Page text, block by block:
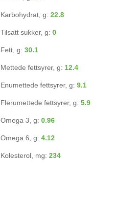
Karbohydrat, g: 22.8
Tilsatt sukker, g: 0
Fett, g: 30.1
Mettede fettsyrer, g: 12.4
Enumettede fettsyrer, g: 9.1
Flerumettede fettsyrer, g: 5.9
Omega 3, g: 0.96
Omega 6, g: 4.12
Kolesterol, mg: 234